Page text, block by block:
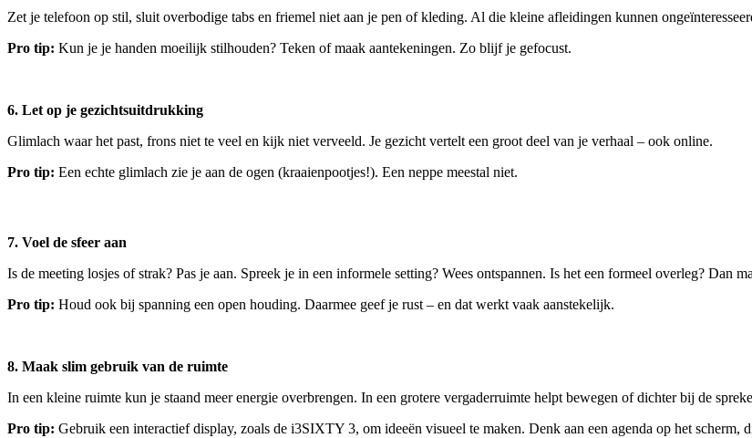
Zet je telefoon op stil, sluit overbodige tabs en friemel niet aan je pen of kleding. Al die kleine afleidingen kunnen
Pro tip: Kun je je handen moeilijk stilhouden? Teken of maak aantekeningen. Zo blijf je gefocust.
6. Let op je gezichtsuitdrukking
Glimlach waar het past, frons niet te veel en kijk niet verveeld. Je gezicht vertelt een groot deel van je verhaal – ook online.
Pro tip: Een echte glimlach zie je aan de ogen (kraaienpootjes!). Een neppe meestal niet.
7. Voel de sfeer aan
Is de meeting losjes of strak? Pas je aan. Spreek je in een informele setting? Wees ontspannen. Is het een formeel overleg? Dan
Pro tip: Houd ook bij spanning een open houding. Daarmee geef je rust – en dat werkt vaak aanstekelijk.
8. Maak slim gebruik van de ruimte
In een kleine ruimte kun je staand meer energie overbrengen. In een grotere vergaderruimte helpt bewegen of dichter bij de
Pro tip: Gebruik een interactief display, zoals de i3SIXTY 3, om ideeën visueel te maken. Denk aan een agenda op het scherm,